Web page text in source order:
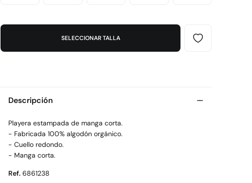
SELECCIONAR TALLA
Descripción
Playera estampada de manga corta.
- Fabricada 100% algodón orgánico.
- Cuello redondo.
- Manga corta.
Ref. 6861238